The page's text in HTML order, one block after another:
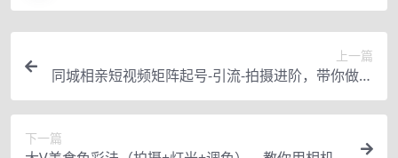
上一篇
同城相亲短视频矩阵起号-引流-拍摄进阶，带你做好
同城相亲，引流全流程教学
下一篇